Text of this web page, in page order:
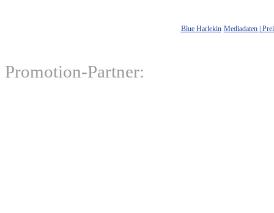
Blue Harlekin Mediadaten |
Promotion-Partner: